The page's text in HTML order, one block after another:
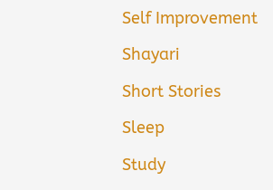
Self Improvement
Shayari
Short Stories
Sleep
Study